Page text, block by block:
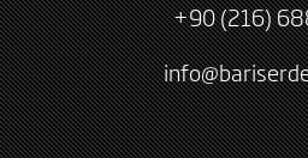
+90 (216)